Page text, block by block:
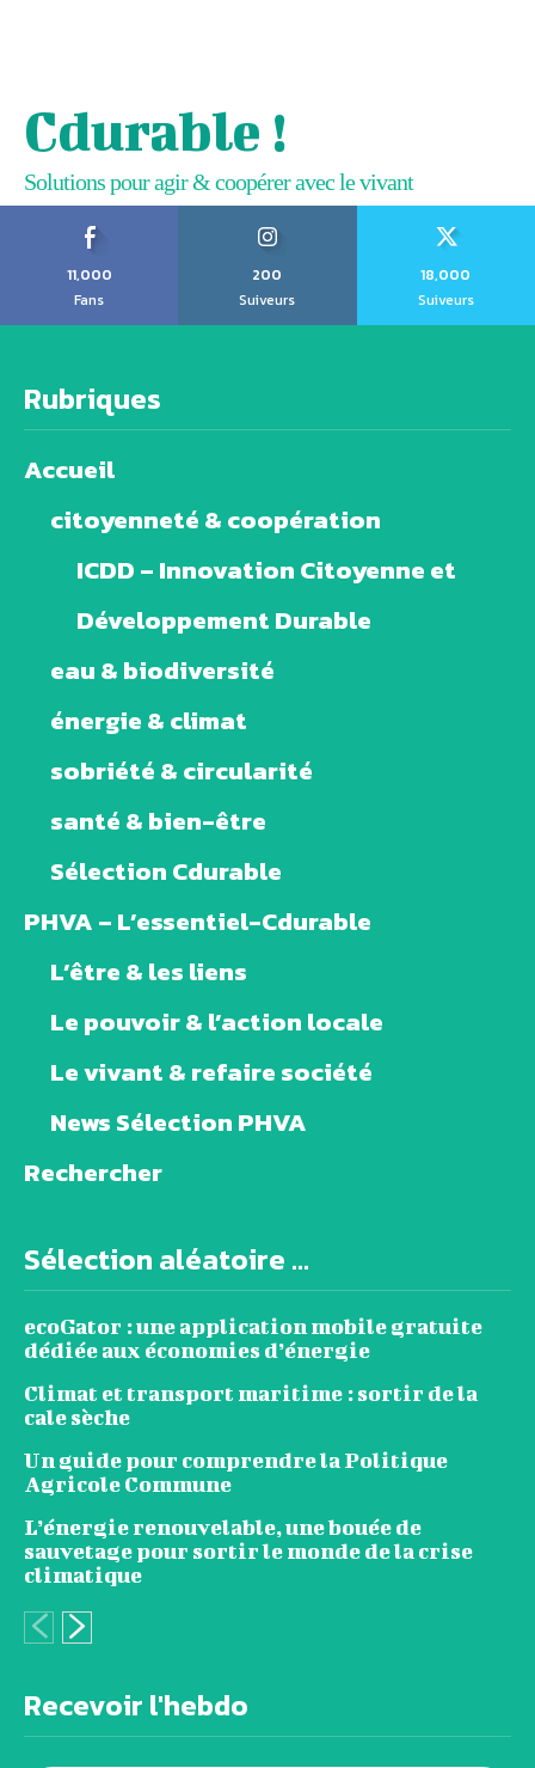
Cdurable !
Solutions pour agir & coopérer avec le vivant
11,000
Fans
200
Suiveurs
18,000
Suiveurs
Rubriques
Accueil
citoyenneté & coopération
ICDD – Innovation Citoyenne et
Développement Durable
eau & biodiversité
énergie & climat
sobriété & circularité
santé & bien-être
Sélection Cdurable
PHVA – L’essentiel-Cdurable
L’être & les liens
Le pouvoir & l’action locale
Le vivant & refaire société
News Sélection PHVA
Rechercher
Sélection aléatoire ...
ecoGator : une application mobile gratuite
dédiée aux économies d’énergie
Climat et transport maritime : sortir de la
cale sèche
Un guide pour comprendre la Politique
Agricole Commune
L’énergie renouvelable, une bouée de
sauvetage pour sortir le monde de la crise
climatique
Recevoir l'hebdo